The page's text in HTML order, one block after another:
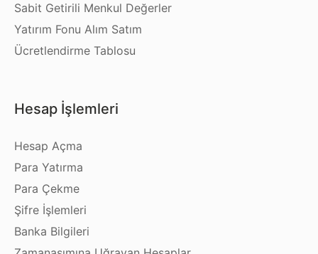
Sabit Getirili Menkul Değerler
Yatırım Fonu Alım Satım
Ücretlendirme Tablosu
Hesap İşlemleri
Hesap Açma
Para Yatırma
Para Çekme
Şifre İşlemleri
Banka Bilgileri